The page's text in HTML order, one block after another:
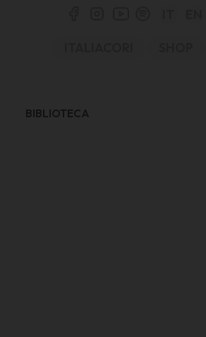
BIBLIOTECA